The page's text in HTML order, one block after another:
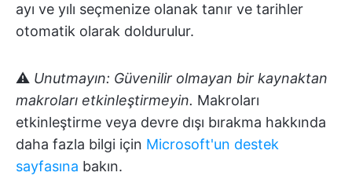
ayı ve yılı seçmenize olanak tanır ve tarihler
otomatik olarak doldurulur.
⚠️ Unutmayın: Güvenilir olmayan bir kaynaktan
makroları etkinleştirmeyin. Makroları
etkinleştirme veya devre dışı bırakma hakkında
daha fazla bilgi için Microsoft'un destek
sayfasına bakın.